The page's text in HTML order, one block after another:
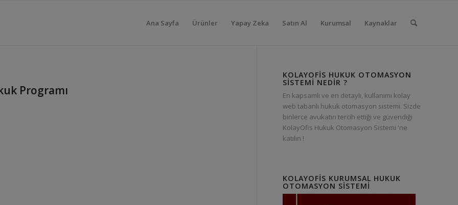
Ana Sayfa Ürünler Yapay Zeka Satın Al Kurumsal Kaynaklar
Programı
KOLAYOFIS HUKUK OTOMASYON
SISTEMI NEDIR ?
En kapsamlı ve en detaylı, kullanımı kolay
web tabanlı hukuk otomasyon sistemi. Sizde
binlerce avukatın tercih ettiği ve güvendiği
KolayOfis Hukuk Otomasyon Sistemi 'ne
katılın !
KOLAYOFIS KURUMSAL HUKUK
OTOMASYON SISTEMI